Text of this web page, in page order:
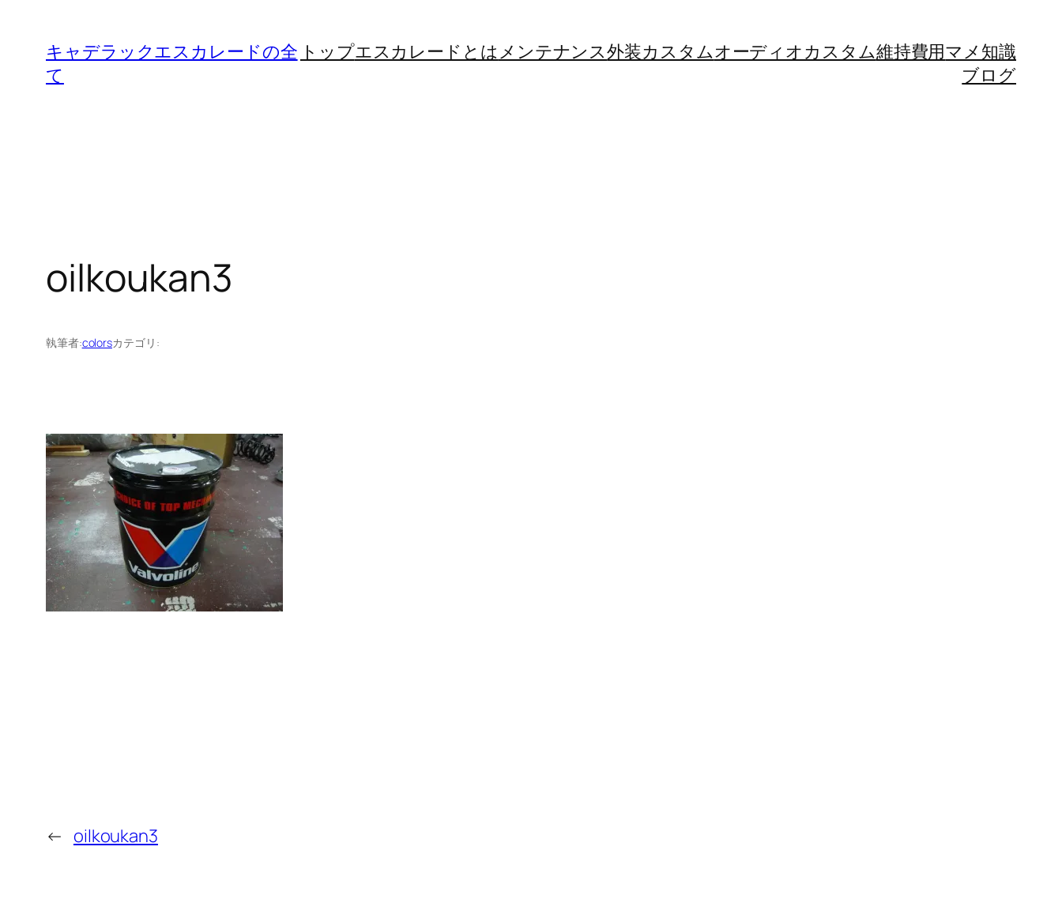
キャデラックエスカレードの全
て
トップエスカレードとはメンテナンス外装カスタムオーディオカスタム維持費用マメ知識
ブログ
oilkoukan3
執筆者:colorsカテゴリ:
← oilkoukan3